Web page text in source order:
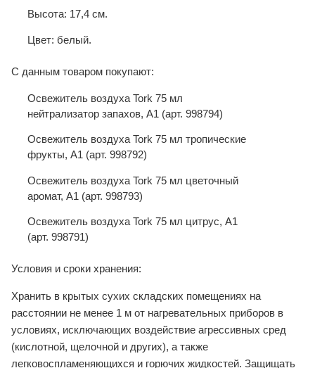
Высота: 17,4 см.
Цвет: белый.
С данным товаром покупают:
Освежитель воздуха Tork 75 мл
нейтрализатор запахов, A1 (арт. 998794)
Освежитель воздуха Tork 75 мл тропические
фрукты, A1 (арт. 998792)
Освежитель воздуха Tork 75 мл цветочный
аромат, A1 (арт. 998793)
Освежитель воздуха Tork 75 мл цитрус, A1
(арт. 998791)
Условия и сроки хранения:
Хранить в крытых сухих складских помещениях на
расстоянии не менее 1 м от нагревательных приборов в
условиях, исключающих воздействие агрессивных сред
(кислотной, щелочной и других), а также
легковоспламеняющихся и горючих жидкостей. Защищать